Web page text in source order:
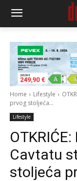
Home Lifestyle
prvog stoljeća...
Lifestyle
Cavtatu
stoljeća